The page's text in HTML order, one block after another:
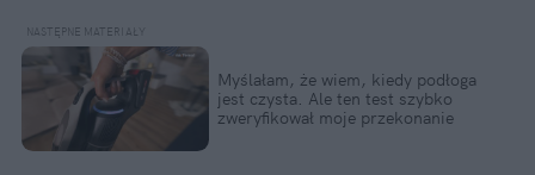
Myślałam, że wiem, kiedy podłoga
jest czysta. Ale ten test szybko
zweryfikował moje przekonanie